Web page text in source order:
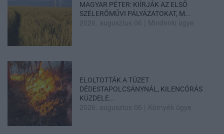
MAGYAR PÉTER: KIÍRJÁK AZ ELSŐ
SZÉLERŐMŰVI PÁLYÁZATOKAT, M...
2026. augusztus 06 Mindenki ügye
ELOLTOTTÁK A TÜZET
DÉDESTAPOLCSÁNYNÁL, KILENCÓRÁS
KÜZDELE...
2026. augusztus 06 Környék ügye